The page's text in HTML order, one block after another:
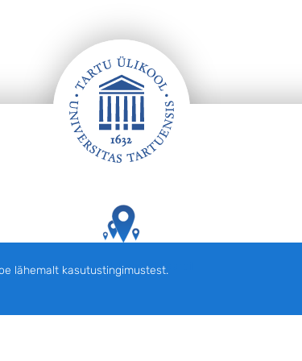
Tartu Ülikooli hooned kaardil
lähemalt kasutustingimustest.